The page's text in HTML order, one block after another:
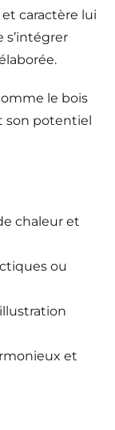
caractère lui
s’intégrer
le bois
son potentiel
chaleur et
ou
et